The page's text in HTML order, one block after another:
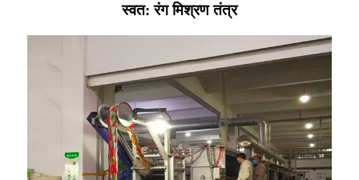
स्वत: रंग मिश्रण तंत्र